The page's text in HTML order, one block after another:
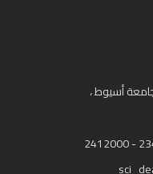
أسيوط ،